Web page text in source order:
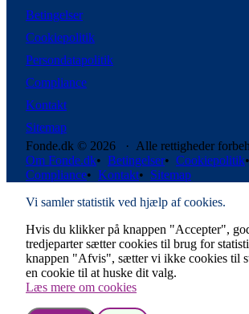
Betingelser
Cookiepolitik
Persondatapolitik
Compliance
Kontakt
Sitemap
Fonde.dk © 2026 · Alle rettigheder
Om Fonde.dk• Betingelser• Cookiepolitik•
Compliance• Kontakt• Sitemap
Vi samler statistik ved hjælp af cookies.
Hvis du klikker på knappen "Accepter",
tredjeparter sætter cookies til brug for
knappen "Afvis", sætter vi ikke cookies til
en cookie til at huske dit valg.
Læs mere om cookies